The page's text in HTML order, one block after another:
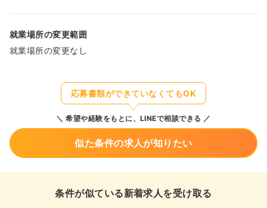
就業場所の変更範囲
就業場所の変更なし
応募書類ができていなくてもOK
希望や経験をもとに、LINEで相談できる
似た条件の求人が知りたい
条件が似ている新着求人を受け取る